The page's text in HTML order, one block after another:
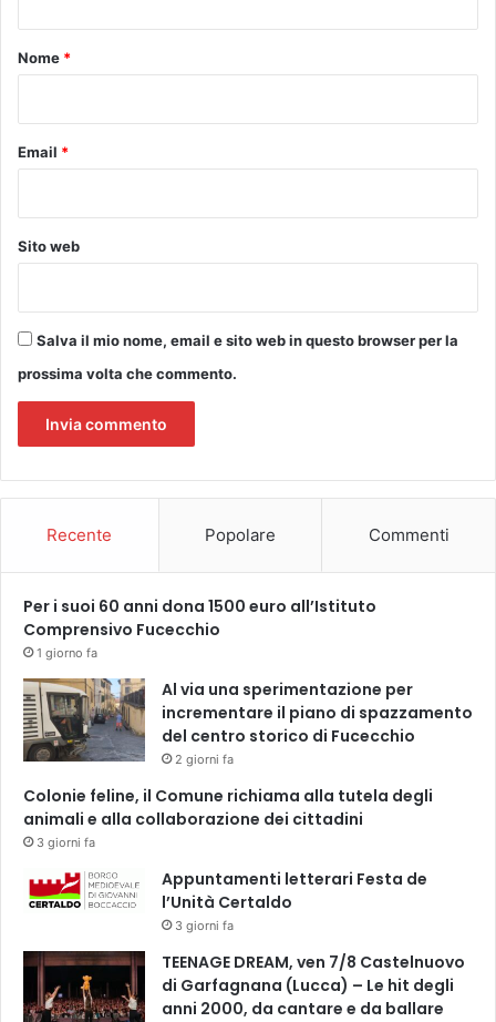
e
i
c
a
o
-
I
p
r
o
r
a
m
a
i
o
g
o
v
e
d
m
a
g
o
Nome *
Email *
Sito web
Salva il mio nome, email e sito web in questo browser per la
prossima volta che commento.
Recente Popolare Commenti
Per i suoi 60 anni dona 1500 euro all’Istituto
Comprensivo Fucecchio
1 giorno fa
Al via una sperimentazione per
incrementare il piano di spazzamento
del centro storico di Fucecchio
2 giorni fa
Colonie feline, il Comune richiama alla tutela degli
animali e alla collaborazione dei cittadini
3 giorni fa
Appuntamenti letterari Festa de
l’Unità Certaldo
3 giorni fa
TEENAGE DREAM, ven 7/8 Castelnuovo
di Garfagnana (Lucca) – Le hit degli
anni 2000, da cantare e da ballare